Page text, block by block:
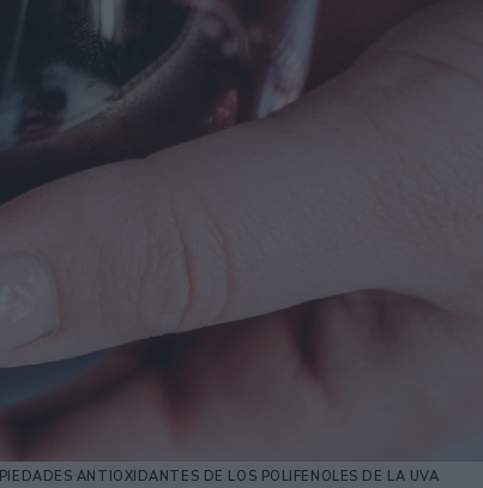
ANTIOXIDANTES DE LOS POLIFENOLES DE LA UVA